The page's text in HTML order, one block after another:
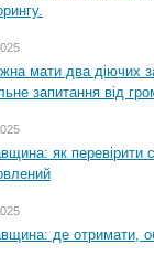
мати два діючих
запитання від
як перевірити
де отримати,